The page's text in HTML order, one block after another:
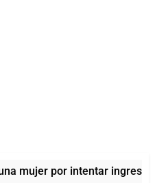
mujer por intentar ingresar